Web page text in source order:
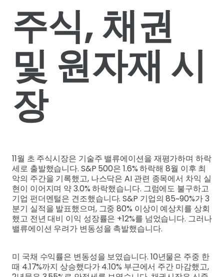
주식, 채권
및 원자재 시
장
11월 초 주식시장은 기술주 밸류에이션을 재평가하며 하락
세로 출발했습니다. S&P 500은 1.6% 하락해 8월 이후 최
악의 주간을 기록했고, 나스닥은 AI 관련 종목에서 차익 실
현이 이어지며 약 3.0% 하락했습니다. 그럼에도 불구하고
기업 펀더멘털은 견조했습니다. S&P 기업의 85~90%가 3
분기 실적을 발표했으며, 그중 80% 이상이 예상치를 상회
했고 전년 대비 이익 성장률은 +12%를 넘었습니다. 그러나
밸류에이션 우려가 변동성을 촉발했습니다.
미 국채 수익률은 변동성을 보였습니다. 10년물은 주중 한
때 4.17%까지 상승했다가 4.10% 부근에서 주간 마감했고,